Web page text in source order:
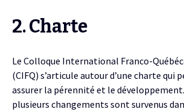
2. Charte
Le Colloque International Franco-
(CIFQ) s’articule autour d’une charte qui
assurer la pérennité et le développement.
plusieurs changements sont survenus